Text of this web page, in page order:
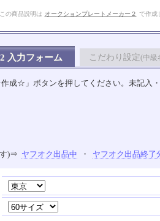
の商品説明は オークションプレートメーカー２ で作
入力フォーム こだわり設定(中級
成☆」ボタンを押してください。未記入
す)⇒ ヤフオク出品中 ・ ヤフオク出品終了